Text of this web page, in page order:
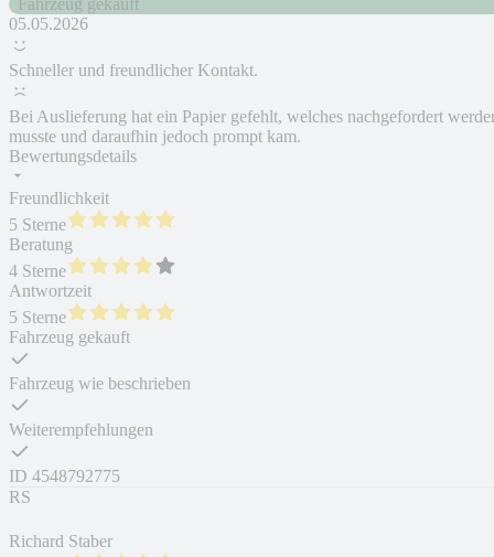
Fahrzeug gekauft
05.05.2026
Schneller und freundlicher Kontakt.
Bei Auslieferung hat ein Papier gefehlt, welches nachgefordert
musste und daraufhin jedoch prompt kam.
Bewertungsdetails
Freundlichkeit
5 Sterne
Beratung
4 Sterne
Antwortzeit
5 Sterne
Fahrzeug gekauft
Fahrzeug wie beschrieben
Weiterempfehlungen
ID 4548792775
RS
Richard Staber